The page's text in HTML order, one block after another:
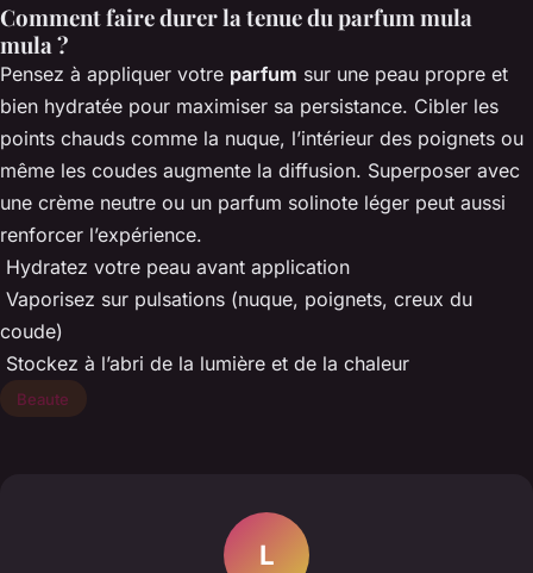
Comment faire durer la tenue du parfum mula
mula ?
Pensez à appliquer votre parfum sur une peau propre et
bien hydratée pour maximiser sa persistance. Cibler les
points chauds comme la nuque, l’intérieur des poignets ou
même les coudes augmente la diffusion. Superposer avec
une crème neutre ou un parfum solinote léger peut aussi
renforcer l’expérience.
Hydratez votre peau avant application
Vaporisez sur pulsations (nuque, poignets, creux du
coude)
Stockez à l’abri de la lumière et de la chaleur
Beaute
L